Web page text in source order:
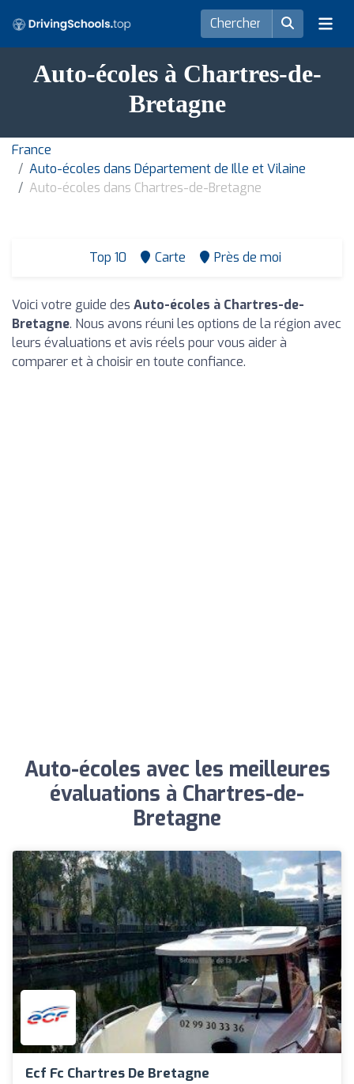
Auto-écoles à Chartres-de-
Bretagne
France
Auto-écoles dans Département de Ille et Vilaine
Auto-écoles dans Chartres-de-Bretagne
Top 10 Carte Près de moi
Voici votre guide des Auto-écoles à Chartres-de-
Bretagne. Nous avons réuni les options de la région avec
leurs évaluations et avis réels pour vous aider à
comparer et à choisir en toute confiance.
Auto-écoles avec les meilleures
évaluations à Chartres-de-
Bretagne
Ecf Fc Chartres De Bretagne